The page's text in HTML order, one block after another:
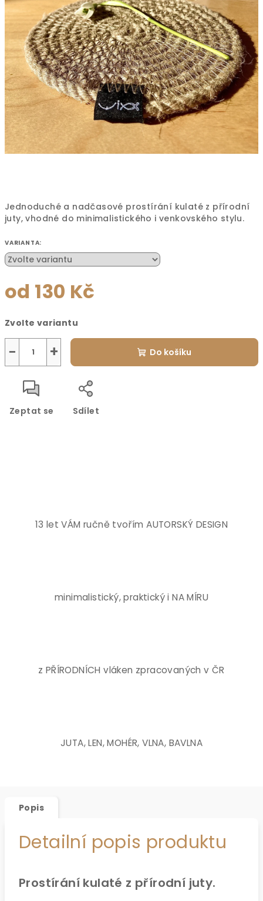
Jednoduché a nadčasové prostírání kulaté z přírodní
juty, vhodné do minimalistického i venkovského stylu.
VARIANTA:
od 130 Kč
cena:
Zvolte variantu
+
− Do košíku
Zeptat se Sdílet
13 let VÁM ručně tvořím AUTORSKÝ DESIGN
minimalistický, praktický i NA MÍRU
z PŘÍRODNÍCH vláken zpracovaných v ČR
JUTA, LEN, MOHÉR, VLNA, BAVLNA
Popis
Detailní popis produktu
Prostírání kulaté z přírodní juty.